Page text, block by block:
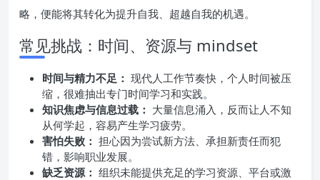
略，便能将其转化为提升自我、超越自我的机遇。
常见挑战：时间、资源与 mindset
时间与精力不足： 现代人工作节奏快，个人时间被压
缩，很难抽出专门时间学习和实践。
知识焦虑与信息过载： 大量信息涌入，反而让人不知
从何学起，容易产生学习疲劳。
害怕失败： 担心因为尝试新方法、承担新责任而犯
错，影响职业发展。
缺乏资源： 组织未能提供充足的学习资源、平台或激